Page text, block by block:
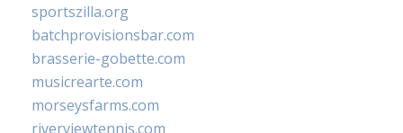
sportszilla.org
batchprovisionsbar.com
brasserie-gobette.com
musicrearte.com
morseysfarms.com
riverviewtennis.com